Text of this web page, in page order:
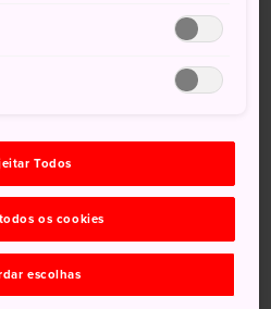
）과 여행업계가 함께 간사이
비
공동 프로모션을 실시하겠습니
을 설정하겠습니다.
Todos
os cookies
escolhas